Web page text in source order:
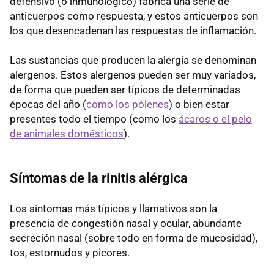
anticuerpos como respuesta, y estos anticuerpos son
los que desencadenan las respuestas de inflamación.
Las sustancias que producen la alergia se denominan
alergenos. Estos alergenos pueden ser muy variados,
de forma que pueden ser típicos de determinadas
épocas del año (como los pólenes) o bien estar
presentes todo el tiempo (como los ácaros o el pelo
de animales domésticos).
Síntomas de la rinitis alérgica
Los síntomas más típicos y llamativos son la
presencia de congestión nasal y ocular, abundante
secreción nasal (sobre todo en forma de mucosidad),
tos, estornudos y picores.